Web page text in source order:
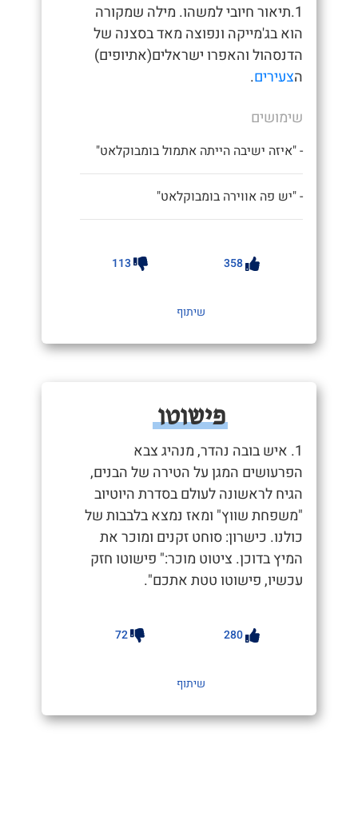
1.תיאור חיובי למשהו. מילה שמקורה
הוא בג'מייקה ונפוצה מאד בסצנה של
הדנסהול והאפרו ישראלים(אתיופים)
הצעירים.
שימושים
- "איזה ישיבה הייתה אתמול בומבוקלאט"
- "יש פה אווירה בומבוקלאט"
358
113
שיתוף
פישוטו
1. איש בובה נהדר, מנהיג צבא
הפרעושים המגן על הטירה של הבנים,
הגיח לראשונה לעולם בסדרת היוטיוב
"משפחת שווץ" ומאז נמצא בלבבות של
כולנו. כישרון: סוחט זקנים ומוכר את
המיץ בדוכן. ציטוט מוכר:" פישוטו חזק
עכשיו, פישוטו טטת אתכם".
280
72
שיתוף